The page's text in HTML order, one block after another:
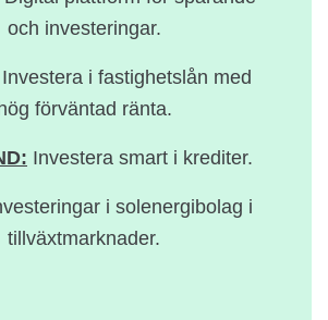
och investeringar.
Investera i fastighetslån med
förväntad ränta.
Investera smart i krediter.
i solenergibolag i
tillväxtmarknader.